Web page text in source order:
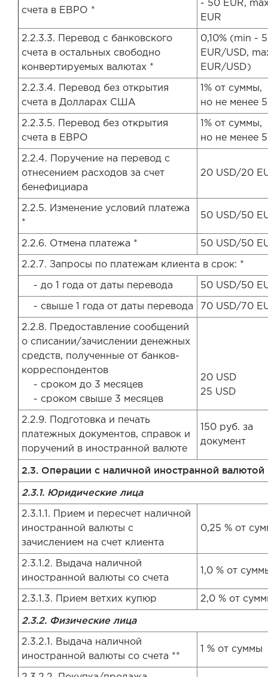
счета в ЕВРО *
- 50 EUR,
EUR
2.2.3.3. Перевод с банковского
счета в остальных свободно
конвертируемых валютах *
0,10% (min -
EUR/USD,
EUR/USD)
2.2.3.4. Перевод без открытия
счета в Долларах США
1% от суммы,
но не менее
2.2.3.5. Перевод без открытия
счета в ЕВРО
1% от суммы,
но не менее
2.2.4. Поручение на перевод с
отнесением расходов за счет
бенефициара
20 USD/20
2.2.5. Изменение условий платежа
*
50 USD/50
2.2.6. Отмена платежа * 50 USD/50
2.2.7. Запросы по платежам клиента в срок: *
- до 1 года от даты перевода 50 USD/50
- свыше 1 года от даты перевода 70 USD/70
2.2.8. Предоставление сообщений
о списании/зачислении денежных
средств, полученные от банков-
корреспондентов
- сроком до 3 месяцев
- сроком свыше 3 месяцев
20 USD
25 USD
2.2.9. Подготовка и печать
платежных документов, справок и
поручений в иностранной валюте
150 руб. за
документ
2.3. Операции с наличной иностранной валютой
2.3.1. Юридические лица
2.3.1.1. Прием и пересчет наличной
иностранной валюты с
зачислением на счет клиента
0,25 % от
2.3.1.2. Выдача наличной
иностранной валюты со счета
1,0 % от
2.3.1.3. Прием ветхих купюр 2,0 % от
2.3.2. Физические лица
2.3.2.1. Выдача наличной
иностранной валюты со счета **
1 % от суммы